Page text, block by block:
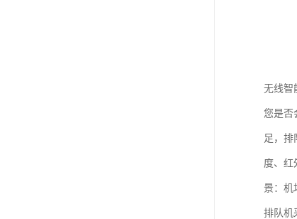
无线智
您是否
足，排
度、红
景：机
排队机